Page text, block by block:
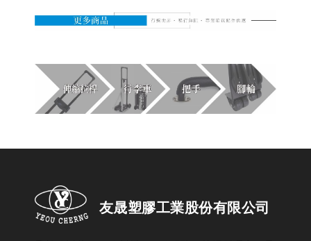
友晟塑膠工業股份有限公司